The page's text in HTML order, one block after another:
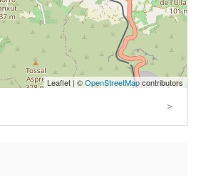
Leaflet | ©OpenStreetMapcontributors